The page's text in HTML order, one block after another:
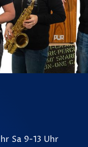
Sa 9-13 Uhr